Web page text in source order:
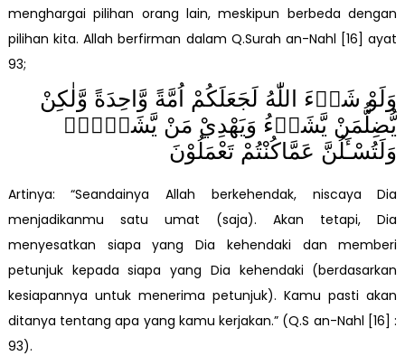
menghargai pilihan orang lain, meskipun berbeda dengan
pilihan kita. Allah berfirman dalam Q.Surah an-Nahl [16] ayat
93;
يُّضِلُّمَنْ يَّشَاۤءُ وَيَهْدِيْ مَنْ يَّشَاۤءُۗ
وَلَتُسْـَٔلُنَّ عَمَّاكُنْتُمْ تَعْمَلُوْنَ
Artinya: “Seandainya Allah berkehendak, niscaya Dia
menjadikanmu satu umat (saja). Akan tetapi, Dia
menyesatkan siapa yang Dia kehendaki dan memberi
petunjuk kepada siapa yang Dia kehendaki (berdasarkan
kesiapannya untuk menerima petunjuk). Kamu pasti akan
ditanya tentang apa yang kamu kerjakan.” (Q.S an-Nahl [16] :
93).